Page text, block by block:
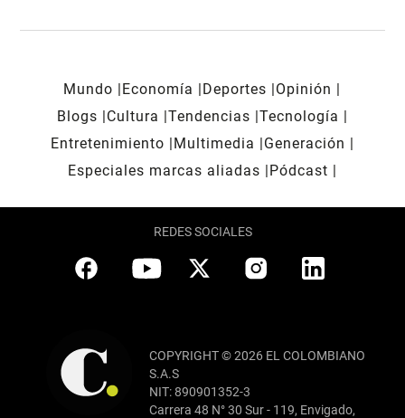
Mundo Economía Deportes
Opinión
Blogs
Cultura Tendencias Tecnología
Entretenimiento
Multimedia
Generación
Especiales marcas aliadas
Pódcast
REDES SOCIALES
COPYRIGHT © 2026 EL COLOMBIANO
S.A.S
NIT: 890901352-3
Carrera 48 N° 30 Sur - 119, Envigado,